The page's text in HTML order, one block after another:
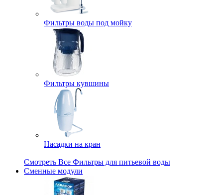
Фильтры воды под мойку
Фильтры кувшины
Насадки на кран
Смотреть Все Фильтры для питьевой воды
Сменные модули